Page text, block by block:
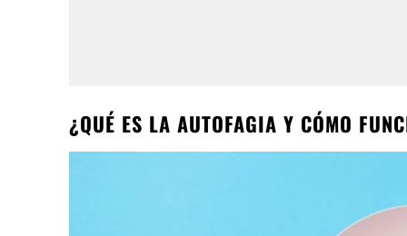
¿QUÉ ES LA AUTOFAGIA Y CÓMO